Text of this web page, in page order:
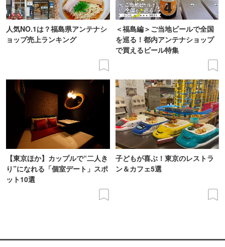
人気NO.1は？福島県アンテナシ
ョップ売上ランキング
＜福島編＞ご当地ビールで全国
を巡る！都内アンテナショップ
で買えるビール特集
【東京ほか】カップルで“二人き
り”になれる「個室デート」スポ
ット10選
子どもが喜ぶ！東京のレストラ
ン＆カフェ5選